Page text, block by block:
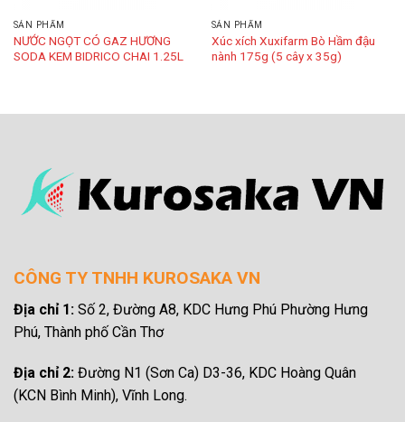
SẢN PHẨM
NƯỚC NGỌT CÓ GAZ HƯƠNG
SODA KEM BIDRICO CHAI 1.25L
SẢN PHẨM
Xúc xích Xuxifarm Bò Hầm đậu
nành 175g (5 cây x 35g)
CÔNG TY TNHH KUROSAKA VN
Địa chỉ 1: Số 2, Đường A8, KDC Hưng Phú Phường Hưng
Phú, Thành phố Cần Thơ
Địa chỉ 2: Đường N1 (Sơn Ca) D3-36, KDC Hoàng Quân
(KCN Bình Minh), Vĩnh Long.